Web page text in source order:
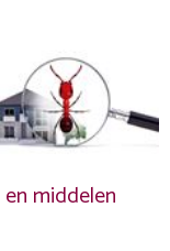
middelen